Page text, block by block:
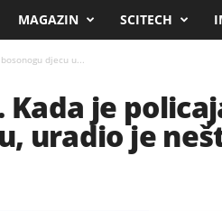
MAGAZIN SCITECH
djecu u...
je
uradio je